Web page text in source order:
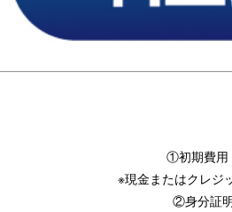
①初期費用
※現金またはクレジ
②身分証